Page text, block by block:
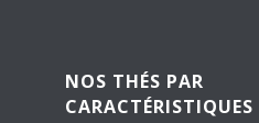
NOS THÉS PAR
CARACTÉRISTIQUES